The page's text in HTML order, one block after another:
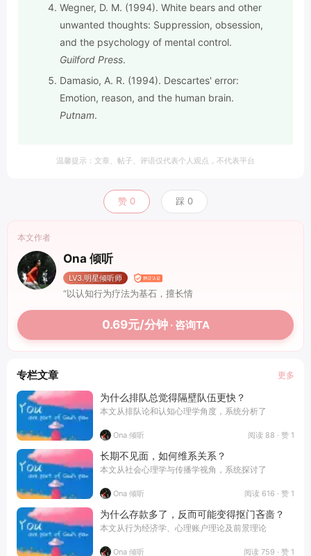
Wegner, D. M. (1994). White bears and other
unwanted thoughts: Suppression, obsession,
and the psychology of mental control.
Guilford Press.
Damasio, A. R. (1994). Descartes' error:
Emotion, reason, and the human brain.
Putnam.
温馨提示：文章、帖子、评语仅代表个人观点，不代表平台
赞 0 踩 0
本文作者
Ona 倾听
LV3.明星倾听师
“以认知行为疗法为基石，擅长情
0.69元/分钟· 咨询TA
专栏文章 更多
为什么排队总觉得隔壁队伍更快？
本文从排队论和认知心理学角度，系统分析了
Ona 倾听 阅读 88 · 赞 1
长期不见面，如何维系关系？
本文从社会心理学与传播学视角，系统探讨了
Ona 倾听 阅读 616 · 赞 1
为什么存款多了，反而可能变得抠门吝啬？
本文从行为经济学、心理账户理论及前景理论
Ona 倾听 阅读 759 · 赞 1